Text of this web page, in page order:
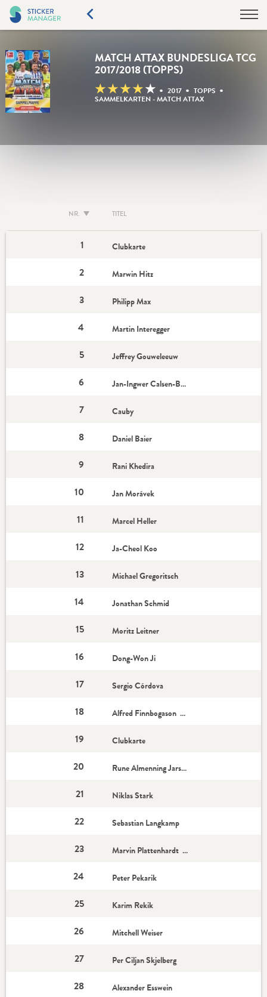
MATCH ATTAX BUNDESLIGA TCG
2017/2018 (TOPPS)
★★★★★ • 2017 • TOPPS •
SAMMELKARTEN - MATCH ATTAX
NR. TITEL
1 Clubkarte
2 Marwin Hitz
3 Philipp Max
4 Martin Interegger
5 Jeffrey Gouweleeuw
6 Jan-Ingwer Calsen-Bracker
7 Cauby
8 Daniel Baier
9 Rani Khedira
10 Jan Morávek
11 Marcel Heller
12 Ja-Cheol Koo
13 Michael Gregoritsch
14 Jonathan Schmid
15 Moritz Leitner
16 Dong-Won Ji
17 Sergio Córdova
18 Alfred Finnbogason - Star-Spieler
19 Clubkarte
20 Rune Almenning Jarstein
21 Niklas Stark
22 Sebastian Langkamp
23 Marvin Plattenhardt - Star-Spieler
24 Peter Pekarik
25 Karim Rekik
26 Mitchell Weiser
27 Per Ciljan Skjelberg
28 Alexander Esswein